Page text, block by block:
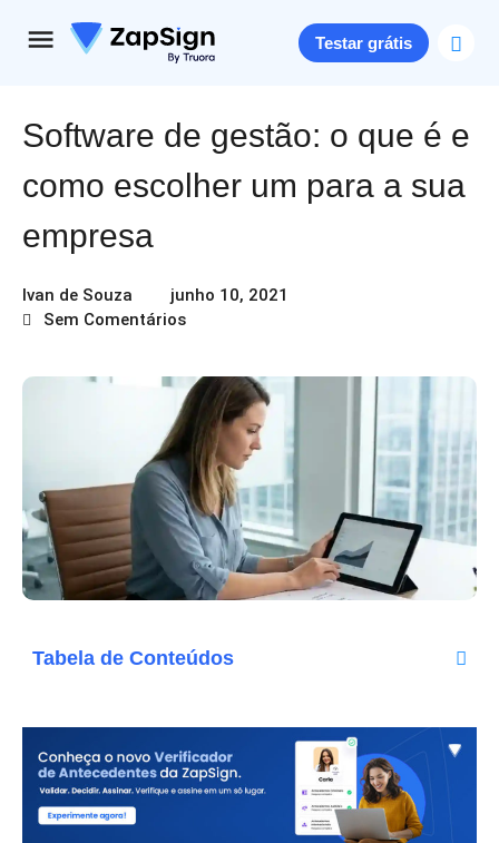
Testar grátis
Software de gestão: o que é e
como escolher um para a sua
empresa
Ivan de Souza
junho 10, 2021
Sem Comentários
Tabela de Conteúdos